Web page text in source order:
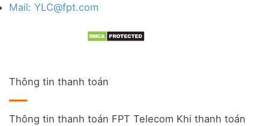
Mail: YLC@fpt.com
Thông tin thanh toán
Thông tin thanh toán FPT Telecom Khi thanh toán